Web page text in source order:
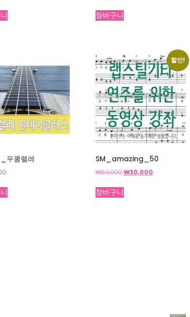
장바구니
우쿨렐레
할인!
SM_amazing_50
₩50,000 원
가
격:
₩30,000현
장바구니